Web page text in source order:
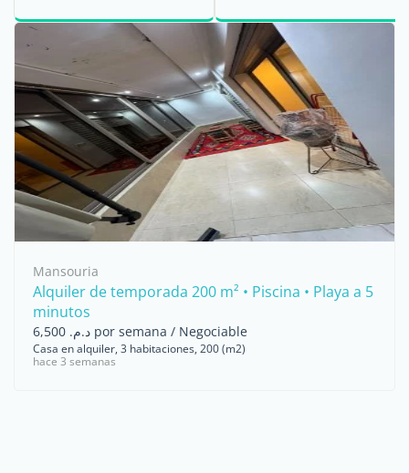
expatriados ...
Mansouria
Alquiler de temporada 200 m² • Piscina • Playa a 5
minutos
د.م. 6,500 por semana / Negociable
Casa en alquiler, 3 habitaciones, 200 (m2)
hace 3 semanas